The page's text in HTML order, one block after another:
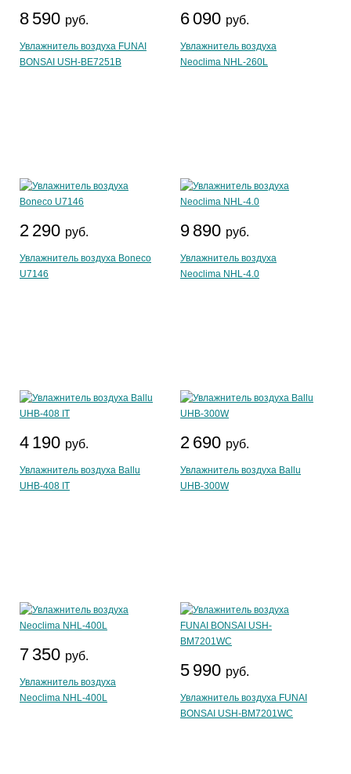
8 590 руб.
Увлажнитель воздуха FUNAI
BONSAI USH-BE7251B
6 090 руб.
Увлажнитель воздуха
Neoclima NHL-260L
2 290 руб.
Увлажнитель воздуха Boneco
U7146
9 890 руб.
Увлажнитель воздуха
Neoclima NHL-4.0
4 190 руб.
Увлажнитель воздуха Ballu
UHB-408 IT
2 690 руб.
Увлажнитель воздуха Ballu
UHB-300W
7 350 руб.
Увлажнитель воздуха
Neoclima NHL-400L
5 990 руб.
Увлажнитель воздуха FUNAI
BONSAI USH-BM7201WC